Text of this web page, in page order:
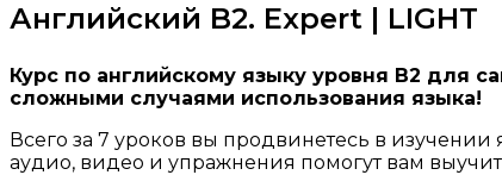
Английский B2. Expert | LIGHT
Курс по английскому языку уровня В2 для
сложными случаями использования языка!
Всего за 7 уроков вы продвинетесь в
аудио, видео и упражнения помогут вам